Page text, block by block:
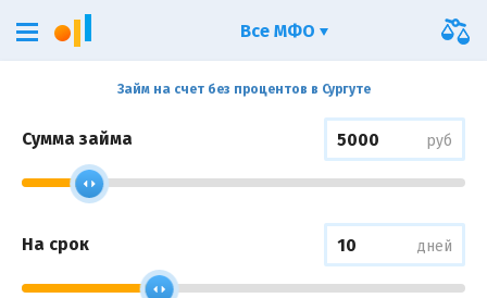
Займ на счет без процентов в Сургуте
Сумма займа руб
На срок дней
Все МФО